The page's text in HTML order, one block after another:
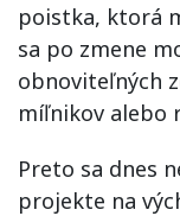
poistka, ktorá
sa po zmene
obnoviteľných
míľnikov alebo
Preto sa dnes
projekte na